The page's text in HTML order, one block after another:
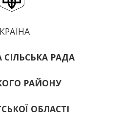
СІЛЬСЬКА РАДА
РАЙОНУ
ОБЛАСТІ